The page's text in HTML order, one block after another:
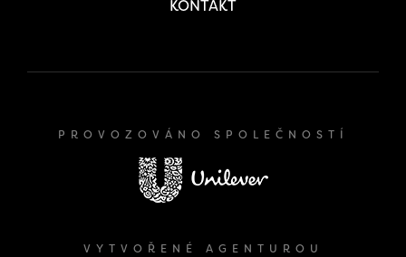
KONTAKT
PROVOZOVÁNO SPOLEČNOSTÍ
VYTVOŘENÉ AGENTUROU